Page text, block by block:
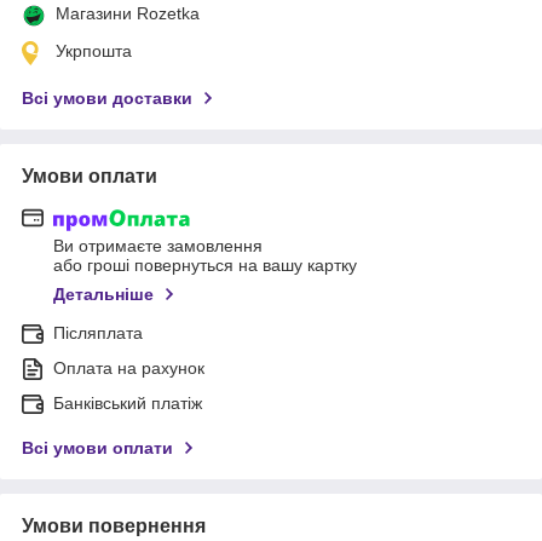
Магазини Rozetka
Укрпошта
Всі умови доставки
Умови оплати
Ви отримаєте замовлення
або гроші повернуться на вашу картку
Детальніше
Післяплата
Оплата на рахунок
Банківський платіж
Всі умови оплати
Умови повернення